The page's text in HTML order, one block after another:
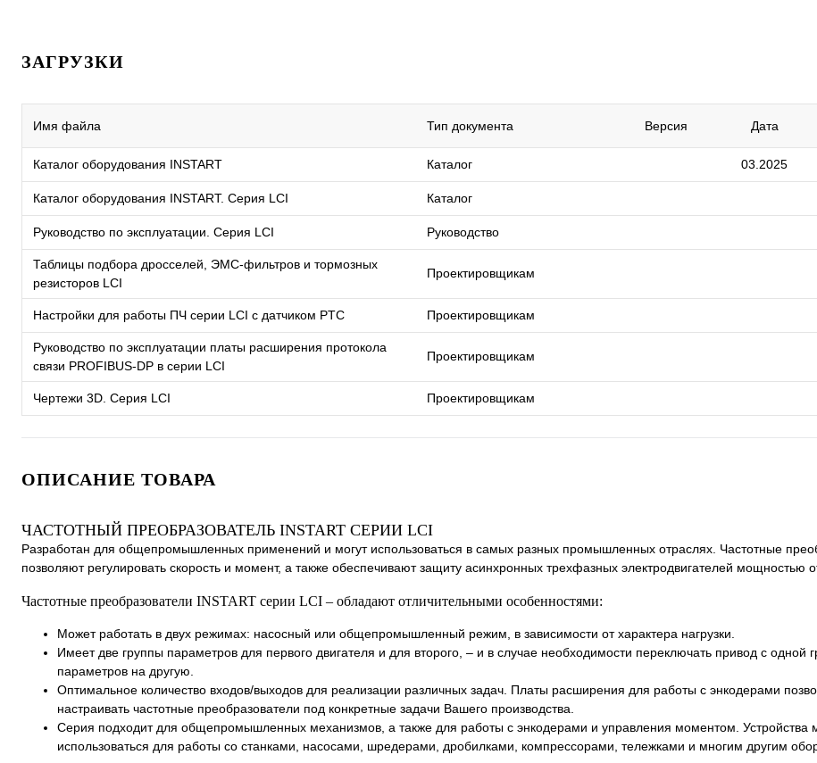
ЗАГРУЗКИ
Имя файла Тип документа Версия Дата
Каталог оборудования INSTART Каталог 03.2025
Каталог оборудования INSTART. Серия LCI Каталог
Руководство по эксплуатации. Серия LCI Руководство
Таблицы подбора дросселей, ЭМС-фильтров и тормозных
резисторов LCI
Проектировщикам
Настройки для работы ПЧ серии LCI с датчиком PTC Проектировщикам
Руководство по эксплуатации платы расширения протокола
связи PROFIBUS-DP в серии LCI
Проектировщикам
Чертежи 3D. Серия LCI Проектировщикам
ОПИСАНИЕ ТОВАРА
ЧАСТОТНЫЙ ПРЕОБРАЗОВАТЕЛЬ INSTART СЕРИИ LCI
Разработан для общепромышленных применений и могут использоваться в самых разных промышленных отраслях. Частотные
позволяют регулировать скорость и момент, а также обеспечивают защиту асинхронных трехфазных электродвигателей мощностью
Частотные преобразователи INSTART серии LCI – обладают отличительными особенностями:
Может работать в двух режимах: насосный или общепромышленный режим, в зависимости от характера нагрузки.
Имеет две группы параметров для первого двигателя и для второго, – и в случае необходимости переключать привод с одной
параметров на другую.
Оптимальное количество входов/выходов для реализации различных задач. Платы расширения для работы с энкодерами
настраивать частотные преобразователи под конкретные задачи Вашего производства.
Cерия подходит для общепромышленных механизмов, а также для работы с энкодерами и управления моментом. Устройства
использоваться для работы со станками, насосами, шредерами, дробилками, компрессорами, тележками и многим другим